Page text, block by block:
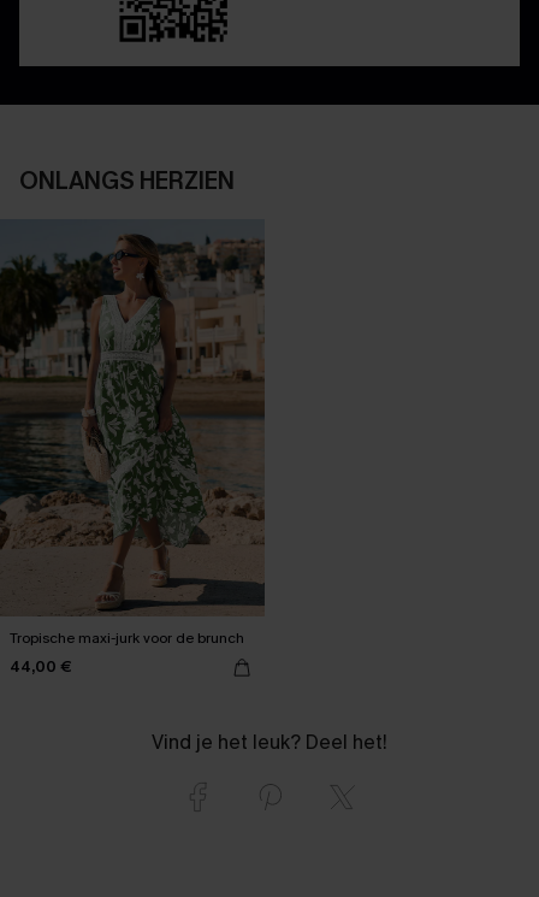
ONLANGS HERZIEN
Tropische maxi-jurk voor de brunch
44,00 €
Vind je het leuk? Deel het!